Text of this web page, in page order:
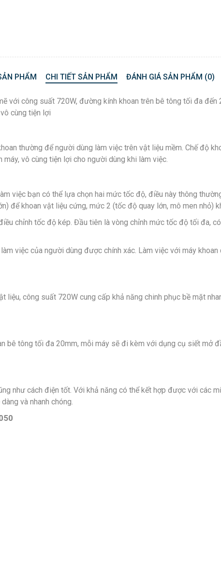
PHẨM CHI TIẾT SẢN PHẨM ĐÁNH GIÁ SẢN PHẨM (0)
với công suất 720W, đường kính khoan trên bê tông tối đa
cùng tiện lợi
thường để người dùng làm việc trên vật liệu mềm. Chế độ
vô cùng tiện lợi cho người dùng khi làm việc.
việc bạn có thể lựa chọn hai mức tốc độ, điều này thông
để khoan vật liệu cứng, mức 2 (tốc độ quay lớn, mô men nhỏ)
chỉnh tốc độ kép. Đầu tiên là vòng chỉnh mức tốc độ tối đa,
việc của người dùng được chính xác. Làm việc với máy
liệu, công suất 720W cung cấp khả năng chinh phục bề mặt
bê tông tối đa 20mm, mỗi máy sẽ đi kèm với dụng cụ siết mở
như cách điện tốt. Với khả năng có thể kết hợp được với các
và nhanh chóng.